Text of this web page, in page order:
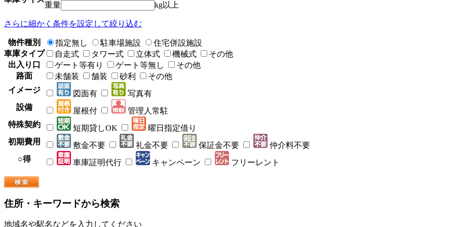
重量
kg以上
さらに細かく条件を設定して絞り込む
物件種別 指定無し 駐車場施設
住宅併設施設
車庫タイプ
自走式 タワー式 立体式 機械式
その他
出入り口
ゲート等有り ゲート等無し
その他
路面
未舗装 舗装 砂利
その他
イメージ
図面有
写真有
設備
屋根付
管理人常駐
特殊契約
短期貸しOK
曜日指定借り
初期費用
敷金不要 礼金不要 保証金不要
仲介料不要
○得
車庫証明代行 キャンペーン フリーレント
住所・キーワードから検索
地域名や駅名などを入力してください